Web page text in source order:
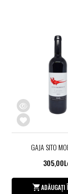
GAJA SITO
ADĂUGAȚI